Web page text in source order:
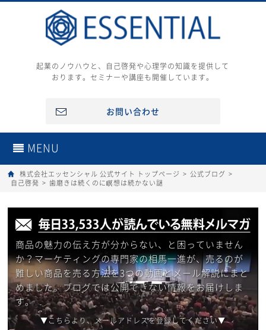
起業のノウハウと、自己啓発や心理学の知識を提供して
おります。セミナーや講座も開催しています。
お問い合わせ
MENU
株式会社エッセンシャル 公式サイト トップページ > 公式ブログ >
自己啓発 > 歯磨きは続くのに瞑想は続かない謎
商品の魅力の伝え方が分からない、と困っていません
か？マーケティングの専門家の相馬一進が、売るのが
難しい商品を売る方法を3つの動画とメール解説にまと
めました。ブログでは公開できない情報をお届けしま
す。
▼こちらより、メールアドレスを登録してください▼